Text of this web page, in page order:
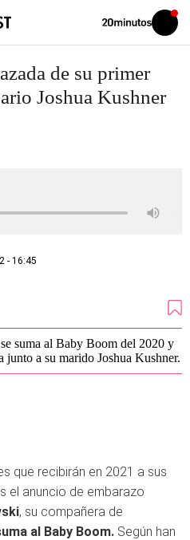
Volver
Iniciar
sesión
de su primer
Joshua Kushner
- 16:45
suma al Baby Boom del 2020 y
junto a su marido Joshua Kushner.
que recibirán en 2021 a sus
el anuncio de embarazo
, su compañera de
al Baby Boom. Según han